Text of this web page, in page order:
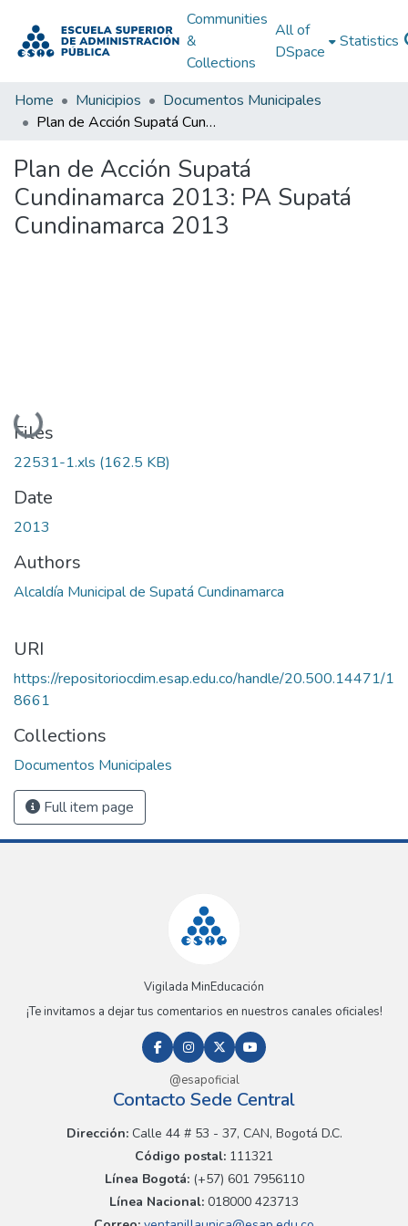
Communities
&
Collections
All of
DSpace
Statistics
Home Municipios
Documentos Municipales
Plan de Acción Supatá Cundinamarca 2013: PA Supatá Cundinamarca 2013
Plan de Acción Supatá
Cundinamarca 2013: PA Supatá
Cundinamarca 2013
Loading...
Files
22531-1.xls (162.5 KB)
Date
2013
Authors
Alcaldía Municipal de Supatá Cundinamarca
URI
https://repositoriocdim.esap.edu.co/handle/20.500.14471/1
8661
Collections
Documentos Municipales
Full item page
Vigilada MinEducación
¡Te invitamos a dejar tus comentarios en nuestros canales oficiales!
@esapoficial
Contacto Sede Central
Dirección:Calle 44 # 53 - 37, CAN, Bogotá D.C.
Código postal: 111321
Línea Bogotá:(+57) 601 7956110
Línea Nacional: 018000 423713